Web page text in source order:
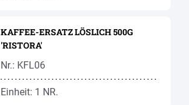
KAFFEE-ERSATZ LÖSLICH 500G
'RISTORA'
Nr.: KFL06
Einheit: 1 NR.